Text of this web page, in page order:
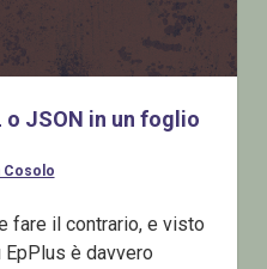
o JSON in un foglio
Cosolo
fare il contrario, e visto
è davvero